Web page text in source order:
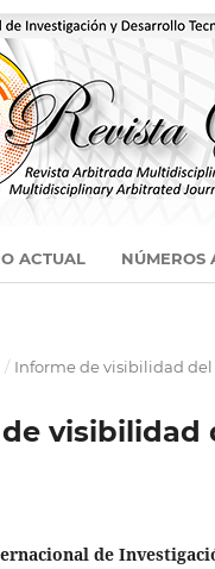
ACTUAL NÚMEROS
/ Informe de visibilidad del
visibilidad
de